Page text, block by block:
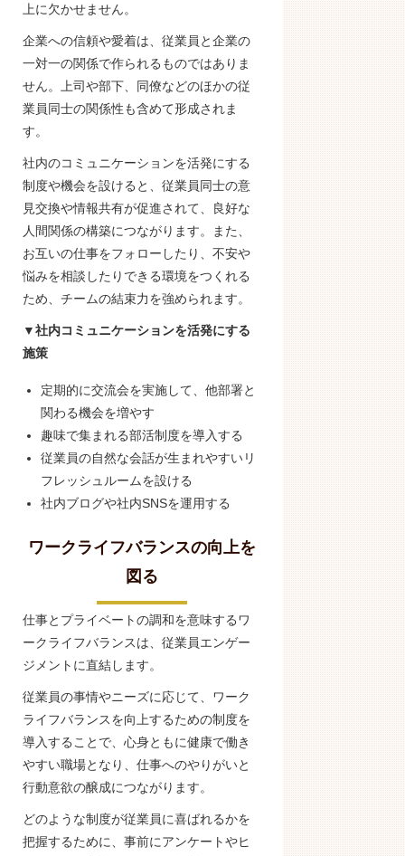
上に欠かせません。
企業への信頼や愛着は、従業員と企業の
一対一の関係で作られるものではありま
せん。上司や部下、同僚などのほかの従
業員同士の関係性も含めて形成されま
す。
社内のコミュニケーションを活発にする
制度や機会を設けると、従業員同士の意
見交換や情報共有が促進されて、良好な
人間関係の構築につながります。また、
お互いの仕事をフォローしたり、不安や
悩みを相談したりできる環境をつくれる
ため、チームの結束力を強められます。
▼社内コミュニケーションを活発にする
施策
定期的に交流会を実施して、他部署と
関わる機会を増やす
趣味で集まれる部活制度を導入する
従業員の自然な会話が生まれやすいリ
フレッシュルームを設ける
社内ブログや社内SNSを運用する
ワークライフバランスの向上を
図る
仕事とプライベートの調和を意味するワ
ークライフバランスは、従業員エンゲー
ジメントに直結します。
従業員の事情やニーズに応じて、ワーク
ライフバランスを向上するための制度を
導入することで、心身ともに健康で働き
やすい職場となり、仕事へのやりがいと
行動意欲の醸成につながります。
どのような制度が従業員に喜ばれるかを
把握するために、事前にアンケートやヒ